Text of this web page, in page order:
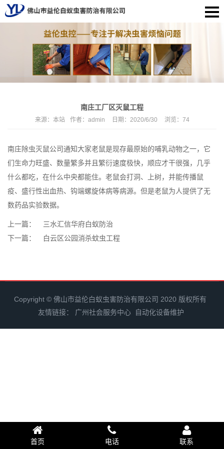
南庄工厂区灭鼠工程
来源： 本站 作者： admin 日期： 2020/6/30 浏览： 74
南庄除虫灭鼠公司通知大家老鼠是现存最原始的哺乳动物之一，它
们生命力旺盛、数量繁多并且繁衍速度极快，顺应才干很强，几乎
什么都吃，在什么中央都能住。老鼠会打洞、上树，并能传播鼠
疫、盛行性出血热、钩端螺旋体病等病源。但是老鼠为人提供了无
数药品实验数据。
上一篇：
三水汇信华府白蚁防治
下一篇：
白云区公园消杀蚊虫工程
Copyright © 佛山市益伦白蚁虫害防治有限公司 2020 版权所有
友情链接：
广州社会服务中心 自动化设备维护
首页 电话 联系